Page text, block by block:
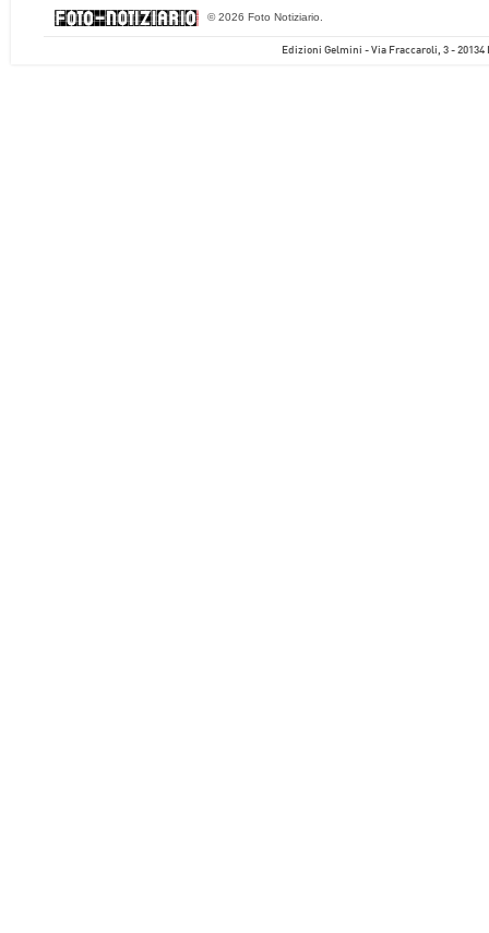
© 2026 Foto Notiziario.
Edizioni Gelmini - Via Fraccaroli, 3 - 20134